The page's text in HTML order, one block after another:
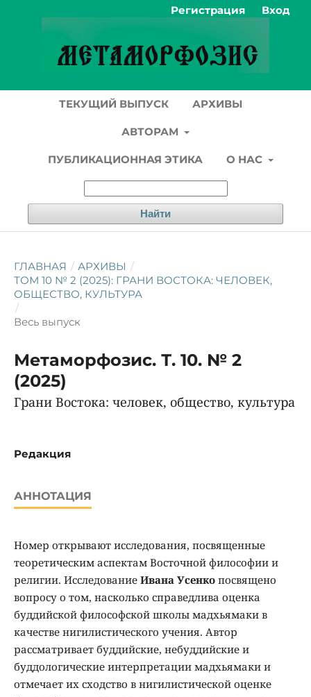
ТЕКУЩИЙ ВЫПУСК АРХИВЫ
АВТОРАМ
ПУБЛИКАЦИОННАЯ ЭТИКА О НАС
Найти
Регистрация Вход
ГЛАВНАЯ / АРХИВЫ /
ТОМ 10 № 2 (2025): ГРАНИ ВОСТОКА: ЧЕЛОВЕК,
ОБЩЕСТВО, КУЛЬТУРА
/
Весь выпуск
Метаморфозис. Т. 10. № 2
(2025)
Грани Востока: человек, общество, культура
Редакция
АННОТАЦИЯ
Номер открывают исследования, посвященные
теоретическим аспектам Восточной философии и
религии. Исследование Ивана Усенко посвящено
вопросу о том, насколько справедлива оценка
буддийской философской школы мадхьямаки в
качестве нигилистического учения. Автор
рассматривает буддийские, небуддийские и
буддологические интерпретации мадхьямаки и
отмечает их сходство в нигилистической оценке